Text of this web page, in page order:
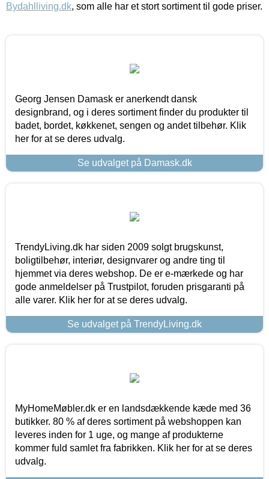
Bydahlliving.dk, som alle har et stort sortiment til gode priser.
Georg Jensen Damask er anerkendt dansk
designbrand, og i deres sortiment finder du produkter til
badet, bordet, køkkenet, sengen og andet tilbehør. Klik
her for at se deres udvalg.
Se udvalget på Damask.dk
TrendyLiving.dk har siden 2009 solgt brugskunst,
boligtilbehør, interiør, designvarer og andre ting til
hjemmet via deres webshop. De er e-mærkede og har
gode anmeldelser på Trustpilot, foruden prisgaranti på
alle varer. Klik her for at se deres udvalg.
Se udvalget på TrendyLiving.dk
MyHomeMøbler.dk er en landsdækkende kæde med 36
butikker. 80 % af deres sortiment på webshoppen kan
leveres inden for 1 uge, og mange af produkterne
kommer fuld samlet fra fabrikken. Klik her for at se deres
udvalg.